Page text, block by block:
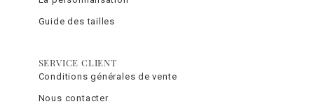
Guide des tailles
SERVICE CLIENT
Conditions générales de vente
Nous contacter